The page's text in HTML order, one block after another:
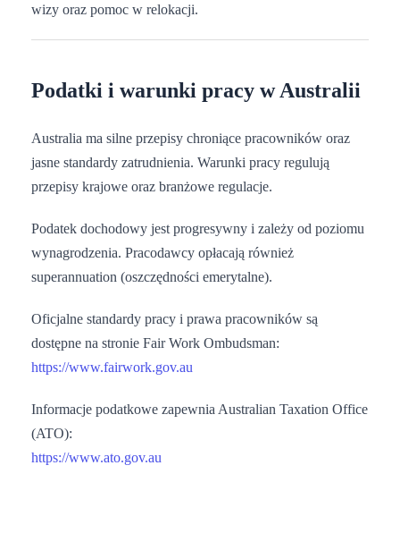
wizy oraz pomoc w relokacji.
Podatki i warunki pracy w Australii
Australia ma silne przepisy chroniące pracowników oraz
jasne standardy zatrudnienia. Warunki pracy regulują
przepisy krajowe oraz branżowe regulacje.
Podatek dochodowy jest progresywny i zależy od poziomu
wynagrodzenia. Pracodawcy opłacają również
superannuation (oszczędności emerytalne).
Oficjalne standardy pracy i prawa pracowników są
dostępne na stronie Fair Work Ombudsman:
https://www.fairwork.gov.au
Informacje podatkowe zapewnia Australian Taxation Office
(ATO):
https://www.ato.gov.au